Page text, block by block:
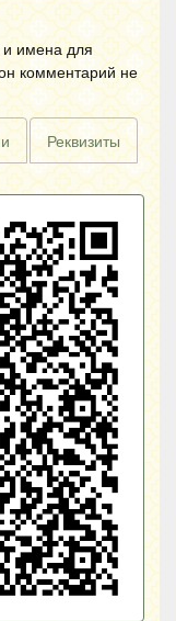
и имена для
комментарий не
Реквизиты